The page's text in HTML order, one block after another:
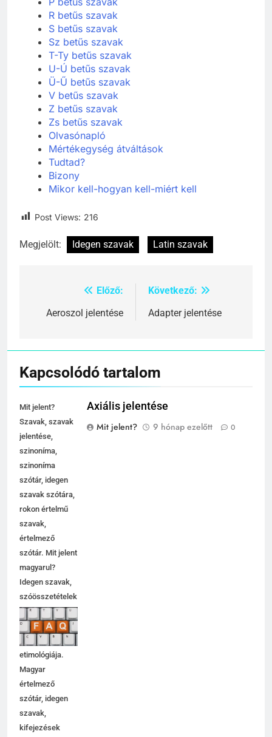
R betűs szavak
S betűs szavak
Sz betűs szavak
T-Ty betűs szavak
U-Ú betűs szavak
Ü-Ű betűs szavak
V betűs szavak
Z betűs szavak
Zs betűs szavak
Olvasónapló
Mértékegység átváltások
Tudtad?
Bizony
Mikor kell-hogyan kell-miért kell
Post Views: 216
Megjelölt: Idegen szavak Latin szavak
Bejegyzés
navigáció
Előző:
Aeroszol jelentése
Következő:
Adapter jelentése
Kapcsolódó tartalom
Mit jelent?
Szavak, szavak
jelentése,
szinoníma,
szinoníma
szótár, idegen
szavak szótára,
rokon értelmű
szavak,
értelmező
szótár. Mit jelent
magyarul?
Idegen szavak,
szóösszetételek
jelentése,
magyarázata,
használata,
etimológiája.
Magyar
értelmező
szótár, idegen
szavak,
kifejezések
Axiális jelentése
Mit jelent?
9 hónap ezelőtt 0